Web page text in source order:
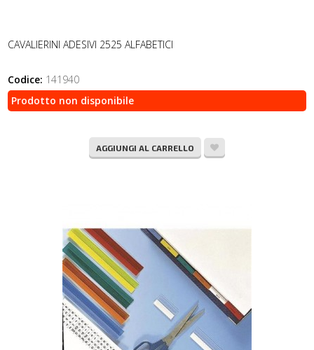
CAVALIERINI ADESIVI 2525 ALFABETICI
Codice: 141940
Prodotto non disponibile
AGGIUNGI AL CARRELLO